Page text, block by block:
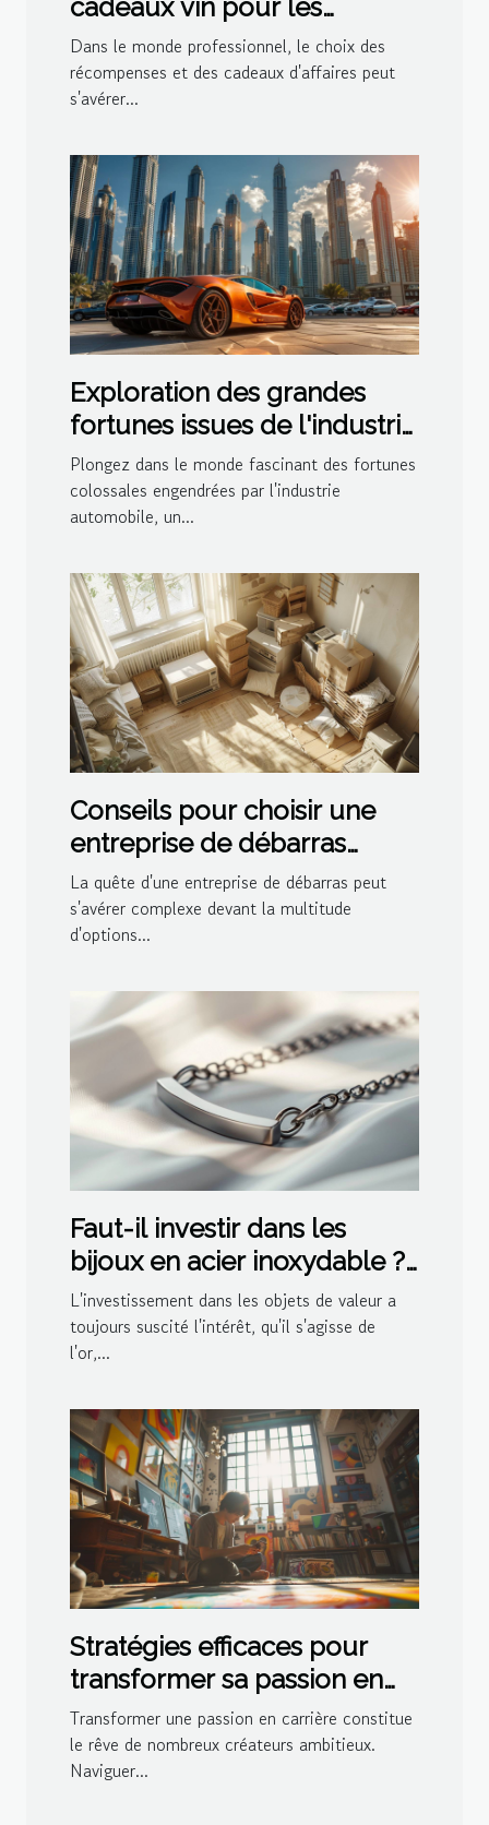
cadeaux vin pour les
entreprises
Dans le monde professionnel, le choix des
récompenses et des cadeaux d'affaires peut
s'avérer...
Exploration des grandes
fortunes issues de l'industrie
automobile
Plongez dans le monde fascinant des fortunes
colossales engendrées par l'industrie
automobile, un...
Conseils pour choisir une
entreprise de débarras
efficace
La quête d'une entreprise de débarras peut
s'avérer complexe devant la multitude
d'options...
Faut-il investir dans les
bijoux en acier inoxydable ?
Avantages financiers
L'investissement dans les objets de valeur a
toujours suscité l'intérêt, qu'il s'agisse de
l'or,...
Stratégies efficaces pour
transformer sa passion en
carrière sur un réseau social
de créateurs
Transformer une passion en carrière constitue
le rêve de nombreux créateurs ambitieux.
Naviguer...